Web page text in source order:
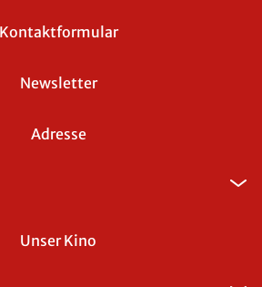
Kontaktformular
Newsletter
Adresse
Unser Kino